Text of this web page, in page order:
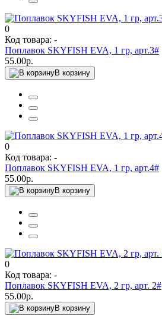
0
Код товара: -
Поплавок SKYFISH EVA, 1 гр, арт.3#
55.00р.
В корзину
0
Код товара: -
Поплавок SKYFISH EVA, 1 гр, арт.4#
55.00р.
В корзину
0
Код товара: -
Поплавок SKYFISH EVA, 2 гр, арт. 2#
55.00р.
В корзину